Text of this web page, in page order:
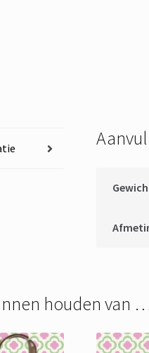
houden van